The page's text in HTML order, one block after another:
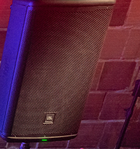
phần mềm
phần mềm cơ sở
Tải xuống
Bảo hành
đăng ký sản phẩm